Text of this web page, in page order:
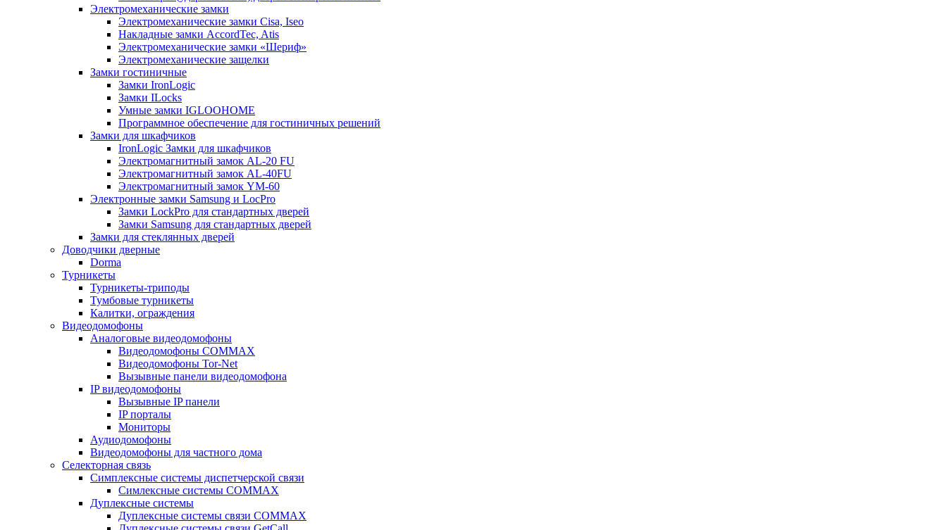
Электромеханические замки
Электромеханические замки Cisa, Iseo
Накладные замки AccordTec, Atis
Электромеханические замки «Шериф»
Электромеханические защелки
Замки гостиничные
Замки IronLogic
Замки ILocks
Умные замки IGLOOHOME
Программное обеспечение для гостиничных решений
Замки для шкафчиков
IronLogic Замки для шкафчиков
Электромагнитный замок AL-20 FU
Электромагнитный замок AL-40FU
Электромагнитный замок YM-60
Электронные замки Samsung и LocPro
Замки LockPro для стандартных дверей
Замки Samsung для стандартных дверей
Замки для стеклянных дверей
Доводчики дверные
Dorma
Турникеты
Турникеты-триподы
Тумбовые турникеты
Калитки, ограждения
Видеодомофоны
Аналоговые видеодомофоны
Видеодомофоны COMMAX
Видеодомофоны Tor-Net
Вызывные панели видеодомофона
IP видеодомофоны
Вызывные IP панели
IP порталы
Мониторы
Аудиодомофоны
Видеодомофоны для частного дома
Селекторная связь
Симплексные системы диспетчерской связи
Симлексные системы COMMAX
Дуплексные системы
Дуплексные системы связи COMMAX